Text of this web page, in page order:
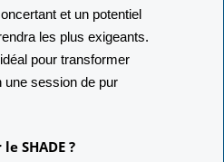
et un potentiel
les plus exigeants.
pour transformer
une session de pur
SHADE ?